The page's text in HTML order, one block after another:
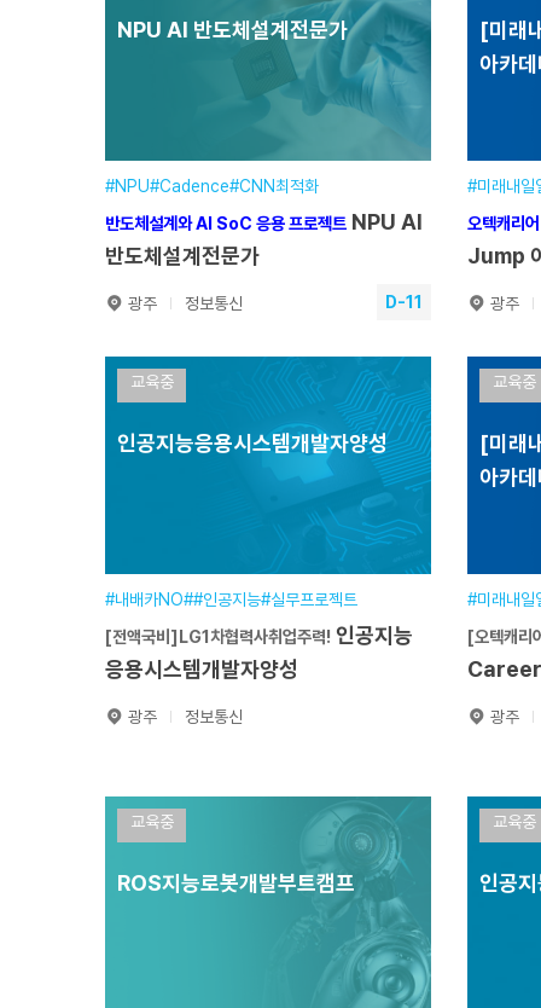
NPU AI 반도체설계전문가
#NPU#Cadence#CNN최적화
반도체설계와 AI SoC 응용 프로젝트
반도체설계전문가
광주 정보통신 D-11
반도체설계와 AI SoC 응용 프로젝트
NPU AI 반도체설계전문가
훈련기간
2026.08.19~2027.02.05
810시간(6개월)
접수기간
2026.05.21~2026.08.18
원서접수
[미래
아카
#미래내일
오텍캐리어
Jump
광주
오텍캐
훈련
교
접
교육중
인공지능응용시스템개발자양성
#내배카NO##인공지능#실무프로젝트
[전액국비]LG1차협력사취업주력!
응용시스템개발자양성
광주 정보통신
능응용시스템개발자양성
2026.07.14~2026.12.30
교육일정
900시간(7개월)
교육중
[미래
아카데
#미래내일
[오텍캐리
Career
광주
교
교육중
ROS지능로봇개발부트캠프
교육중
인공